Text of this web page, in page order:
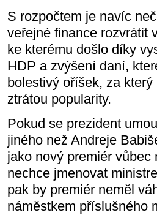
S rozpočtem je navíc
veřejné finance rozvrátit
ke kterému došlo díky
HDP a zvýšení daní,
bolestivý oříšek, za
ztrátou popularity.
Pokud se prezident
jiného než Andreje
jako nový premiér
nechce jmenovat
pak by premiér neměl
náměstkem příslušného